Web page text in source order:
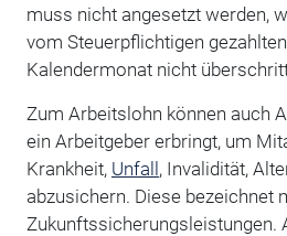
muss nicht angesetzt werden,
vom Steuerpflichtigen
Kalendermonat nicht
Zum Arbeitslohn können auch
ein Arbeitgeber erbringt, um
Krankheit, Unfall, Invalidität,
abzusichern. Diese bezeichnet
Zukunftssicherungsleistungen.